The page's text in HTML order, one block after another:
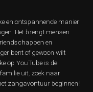
en ontspannende manier
Het brengt mensen
en
bent of gewoon wilt
op YouTube is de
uit, zoek naar
zangavontuur beginnen!